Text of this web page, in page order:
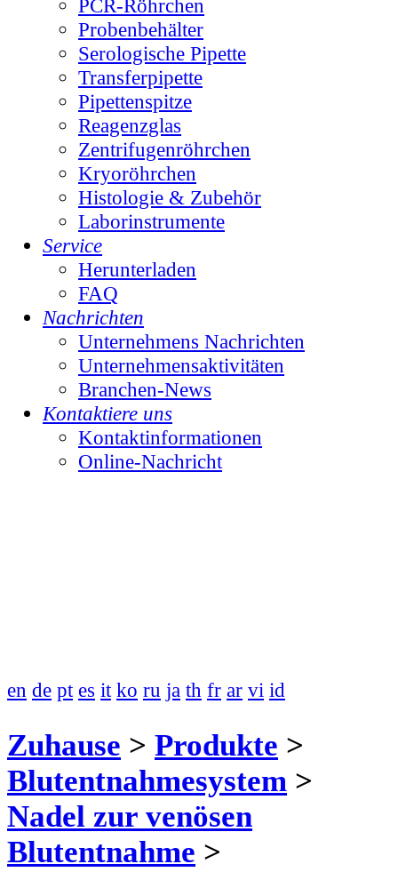
PCR-Röhrchen
Probenbehälter
Serologische Pipette
Transferpipette
Pipettenspitze
Reagenzglas
Zentrifugenröhrchen
Kryoröhrchen
Histologie & Zubehör
Laborinstrumente
Service
Herunterladen
FAQ
Nachrichten
Unternehmens Nachrichten
Unternehmensaktivitäten
Branchen-News
Kontaktiere uns
Kontaktinformationen
Online-Nachricht
en de pt es it ko ru ja th fr ar vi id
Zuhause > Produkte >
Blutentnahmesystem >
Nadel zur venösen
Blutentnahme >